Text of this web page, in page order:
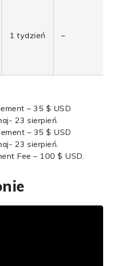
1 tydzień –
– 35 $ USD
23 sierpień.
– 35 $ USD
23 sierpień.
Fee – 100 $ USD.